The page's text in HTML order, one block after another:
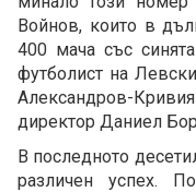
Войнов, които в
400 мача със
футболист на
Александров-
директор Даниел
В последното
различен успех.